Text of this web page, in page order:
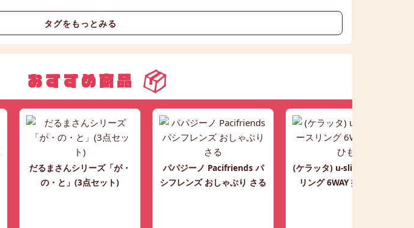
タグをもっとみる
だるまさんシリーズ「が・
の・と」(3点セット)
パパジーノ Pacifriends パ
シフレンズ おしゃぶり さる
(ケラッタ) u-sling ベビース
リング 6WAY 抱っこひも